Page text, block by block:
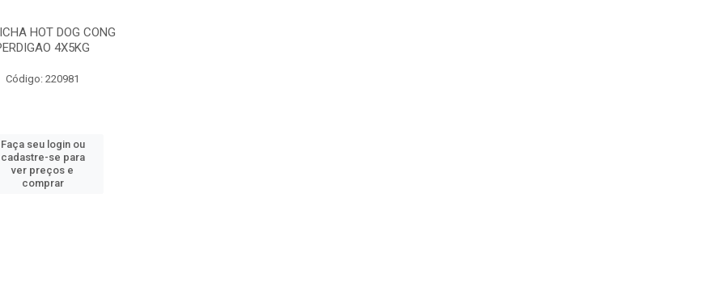
HOT DOG CONG
4X5KG
Código: 220981
Faça seu login ou
cadastre-se para
ver preços e
comprar